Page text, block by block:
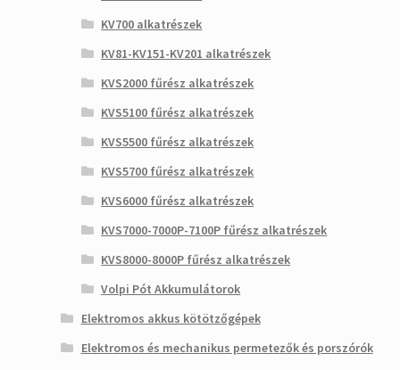
KV700 alkatrészek
KV81-KV151-KV201 alkatrészek
KVS2000 fűrész alkatrészek
KVS5100 fűrész alkatrészek
KVS5500 fűrész alkatrészek
KVS5700 fűrész alkatrészek
KVS6000 fűrész alkatrészek
KVS7000-7000P-7100P fűrész alkatrészek
KVS8000-8000P fűrész alkatrészek
Volpi Pót Akkumulátorok
Elektromos akkus kötötzőgépek
Elektromos és mechanikus permetezők és porszórók